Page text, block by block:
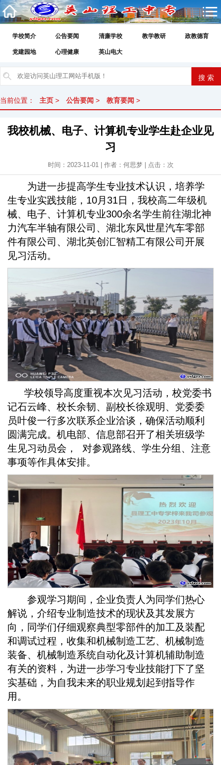
学校简介 公告要闻 清廉学校 教学教研 政教德育
党建园地 心理健康 英山电大
当前位置： 主页 > 公告要闻 > 教育要闻 >
我校机械、电子、计算机专业学生赴企业见
习
时间：2023-11-01 | 作者：何思梦 | 点击： 次
为进一步提高学生专业技术认识，培养学
生专业实践技能，10月31日，我校高二年级机
械、电子、计算机专业300余名学生前往湖北神
力汽车半轴有限公司、湖北东风世星汽车零部
件有限公司、湖北英创汇智精工有限公司开展
见习活动。
学校领导高度重视本次见习活动，校党委书
记石云峰、校长余韧、副校长徐观明、党委委
员叶俊一行多次联系企业洽谈，确保活动顺利
圆满完成。机电部、信息部召开了相关班级学
生见习动员会， 对参观路线、学生分组、注意
事项等作具体安排。
参观学习期间，企业负责人为同学们热心
解说，介绍专业制造技术的现状及其发展方
向，同学们仔细观察典型零部件的加工及装配
和调试过程，收集和机械制造工艺、机械制造
装备、机械制造系统自动化及计算机辅助制造
有关的资料，为进一步学习专业技能打下了坚
实基础，为自我未来的职业规划起到指导作
用。